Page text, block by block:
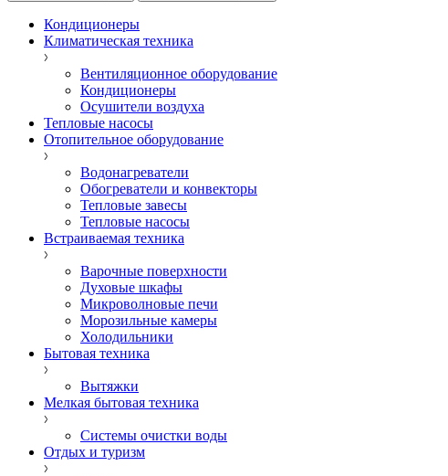
Кондиционеры
Климатическая техника
Вентиляционное оборудование
Кондиционеры
Осушители воздуха
Тепловые насосы
Отопительное оборудование
Водонагреватели
Обогреватели и конвекторы
Тепловые завесы
Тепловые насосы
Встраиваемая техника
Варочные поверхности
Духовые шкафы
Микроволновые печи
Морозильные камеры
Холодильники
Бытовая техника
Вытяжки
Мелкая бытовая техника
Системы очистки воды
Отдых и туризм